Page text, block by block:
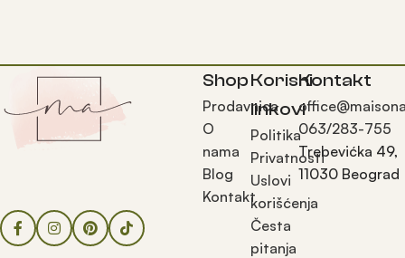
Shop
Prodavnica
O
nama
Blog
Kontakt
Korisni
linkovi
Politika
Privatnosti
Uslovi
korišćenja
Česta
pitanja
Kontakt
063/283-755
Trebevićka 49,
11030 Beograd